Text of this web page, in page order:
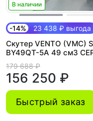
В наличии
-14% 23 438 ₽ выгода
Скутер VENTO (VMC)
BY49QT-5A 49 см3
панель, CBS, USB,
BLACK
179 688 ₽
156 250 ₽
Быстрый заказ